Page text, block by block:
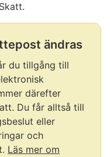
ändras
du tillgång till
därefter
Du får alltså till
eller
och
Läs mer om